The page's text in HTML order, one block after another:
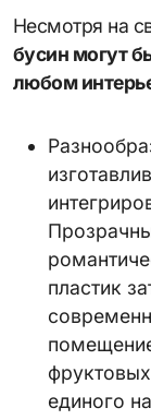
Несмотря на
бусин могут
любом
пластик
единого